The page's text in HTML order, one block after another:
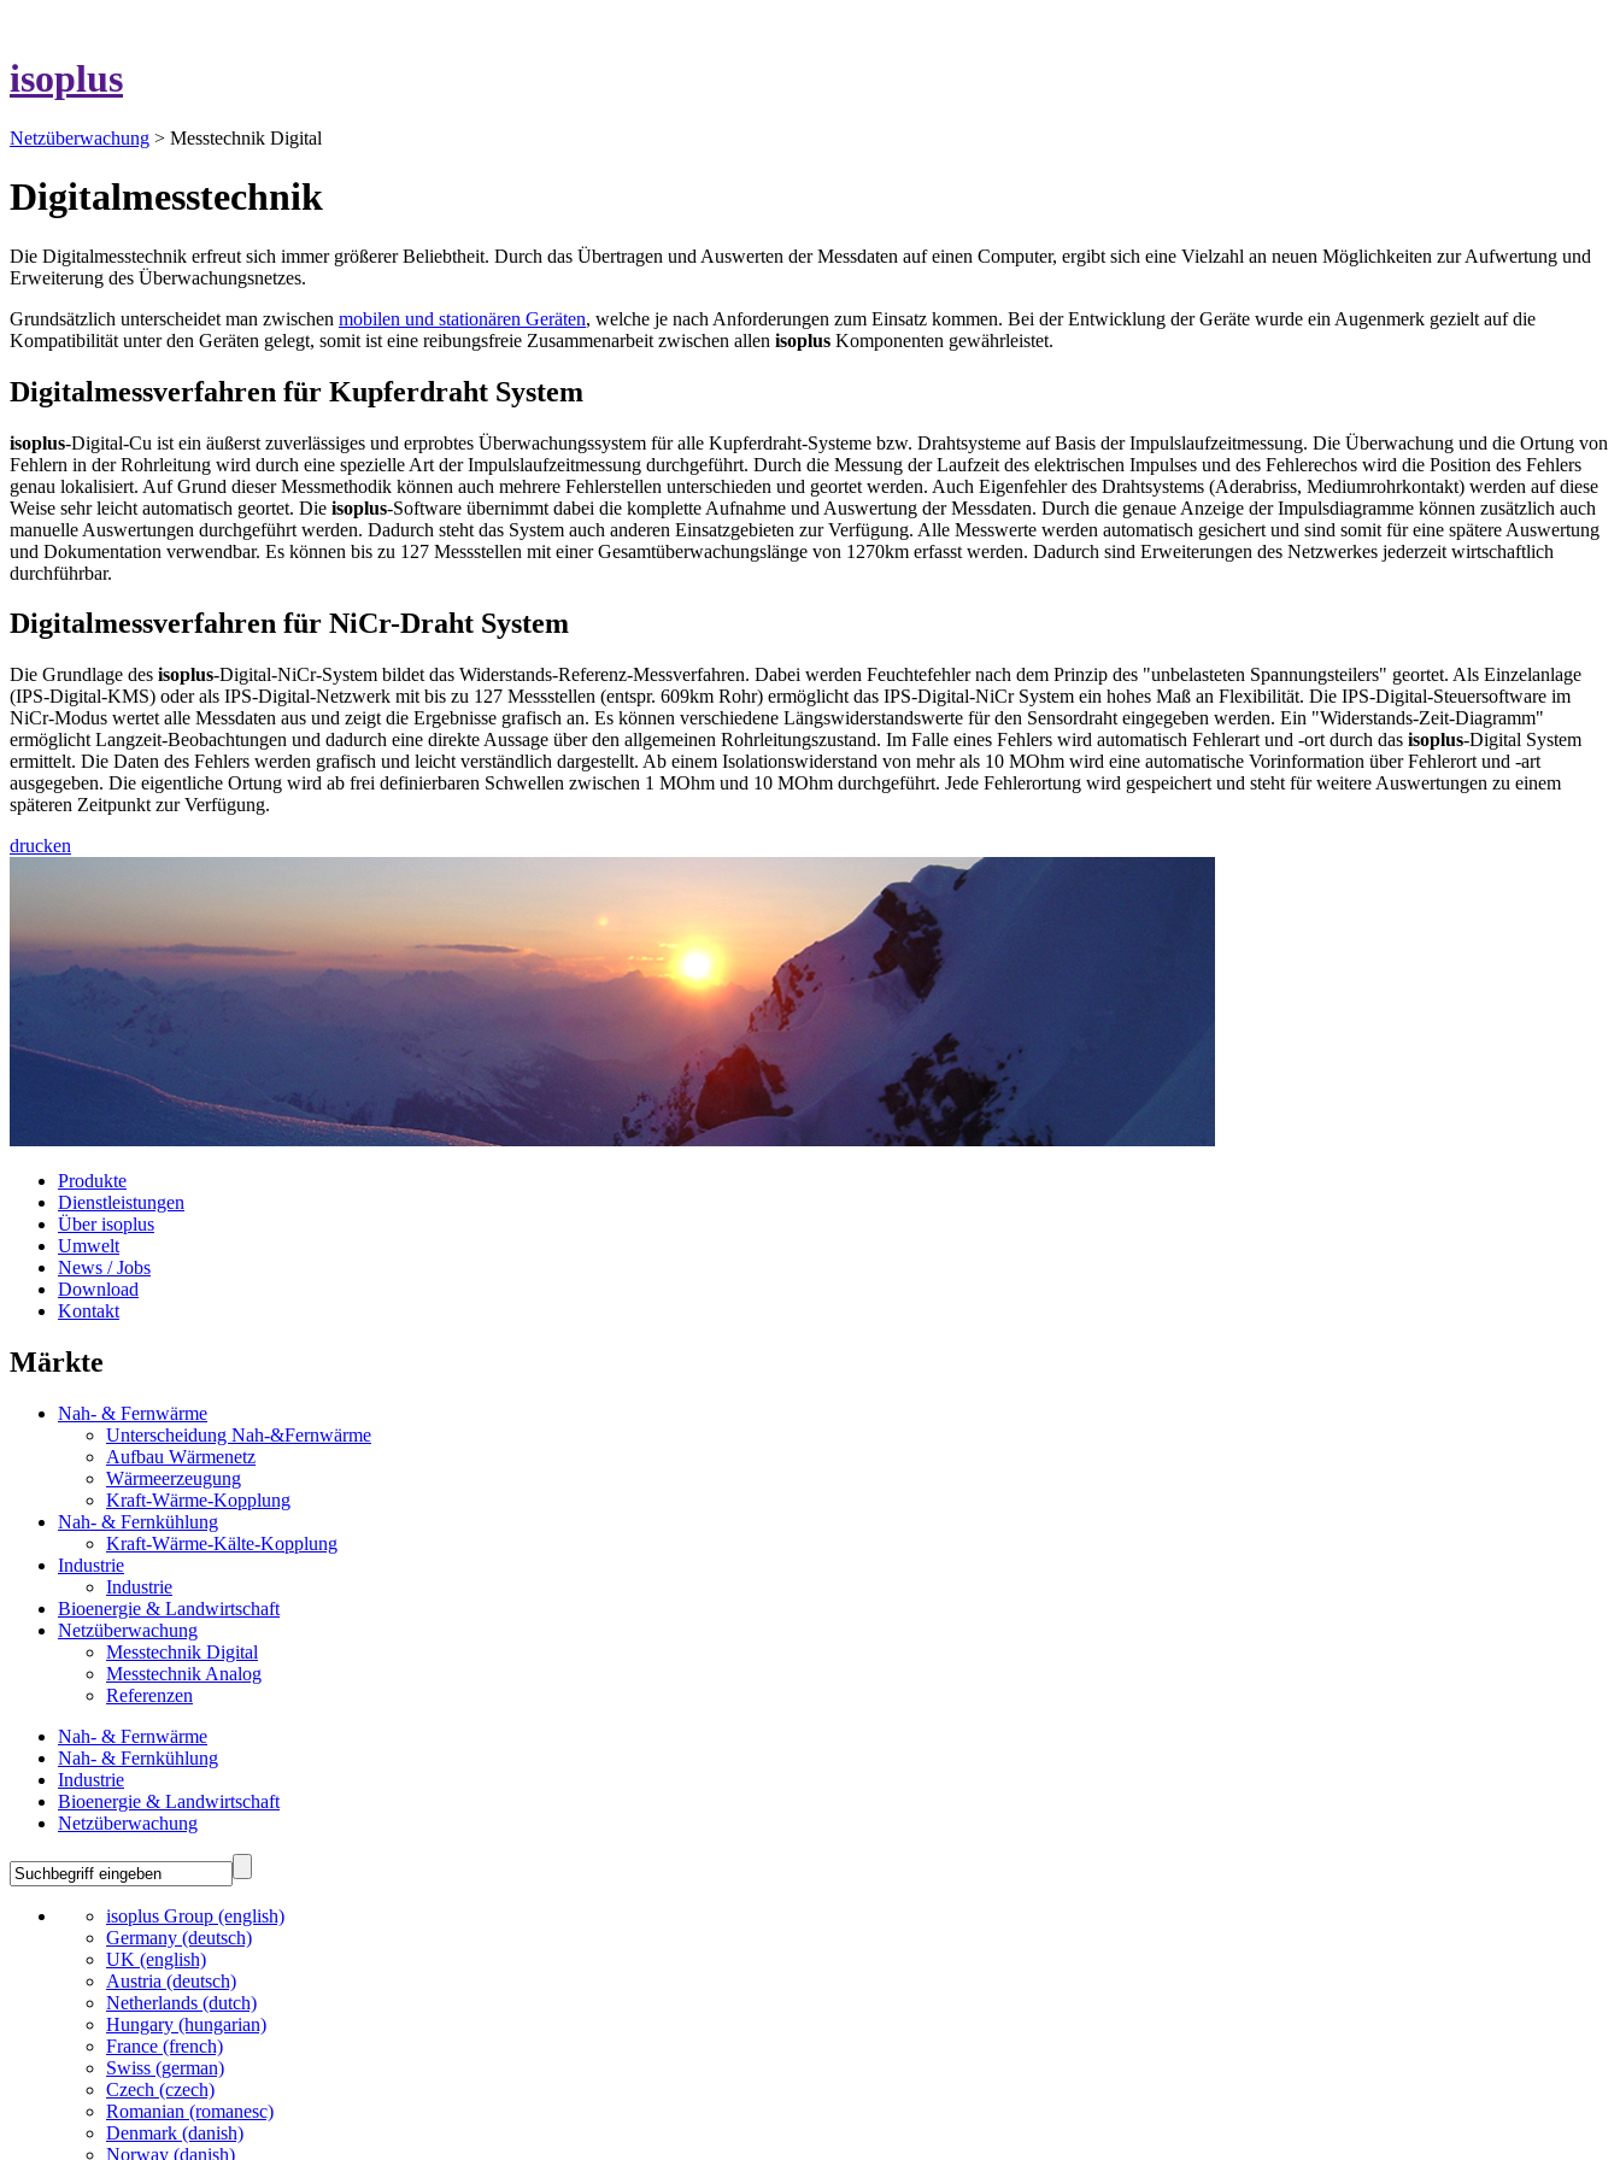
isoplus
Netzüberwachung > Messtechnik Digital
Digitalmesstechnik
Die Digitalmesstechnik erfreut sich immer größerer Beliebtheit. Durch das Übertragen und Auswerten der Messdaten auf einen Computer, ergibt sich eine Vielzahl an neuen Möglichkeiten zur Aufwertung und
Erweiterung des Überwachungsnetzes.
Grundsätzlich unterscheidet man zwischen mobilen und stationären Geräten, welche je nach Anforderungen zum Einsatz kommen. Bei der Entwicklung der Geräte wurde ein Augenmerk gezielt auf die
Kompatibilität unter den Geräten gelegt, somit ist eine reibungsfreie Zusammenarbeit zwischen allen isoplus Komponenten gewährleistet.
Digitalmessverfahren für Kupferdraht System
isoplus-Digital-Cu ist ein äußerst zuverlässiges und erprobtes Überwachungssystem für alle Kupferdraht-Systeme bzw. Drahtsysteme auf Basis der Impulslaufzeitmessung. Die Überwachung und die Ortung von
Fehlern in der Rohrleitung wird durch eine spezielle Art der Impulslaufzeitmessung durchgeführt. Durch die Messung der Laufzeit des elektrischen Impulses und des Fehlerechos wird die Position des Fehlers
genau lokalisiert. Auf Grund dieser Messmethodik können auch mehrere Fehlerstellen unterschieden und geortet werden. Auch Eigenfehler des Drahtsystems (Aderabriss, Mediumrohrkontakt) werden auf diese
Weise sehr leicht automatisch geortet. Die isoplus-Software übernimmt dabei die komplette Aufnahme und Auswertung der Messdaten. Durch die genaue Anzeige der Impulsdiagramme können zusätzlich auch
manuelle Auswertungen durchgeführt werden. Dadurch steht das System auch anderen Einsatzgebieten zur Verfügung. Alle Messwerte werden automatisch gesichert und sind somit für eine spätere Auswertung
und Dokumentation verwendbar. Es können bis zu 127 Messstellen mit einer Gesamtüberwachungslänge von 1270km erfasst werden. Dadurch sind Erweiterungen des Netzwerkes jederzeit wirtschaftlich
durchführbar.
Digitalmessverfahren für NiCr-Draht System
Die Grundlage des isoplus-Digital-NiCr-System bildet das Widerstands-Referenz-Messverfahren. Dabei werden Feuchtefehler nach dem Prinzip des "unbelasteten Spannungsteilers" geortet. Als Einzelanlage
(IPS-Digital-KMS) oder als IPS-Digital-Netzwerk mit bis zu 127 Messstellen (entspr. 609km Rohr) ermöglicht das IPS-Digital-NiCr System ein hohes Maß an Flexibilität. Die IPS-Digital-Steuersoftware im
NiCr-Modus wertet alle Messdaten aus und zeigt die Ergebnisse grafisch an. Es können verschiedene Längswiderstandswerte für den Sensordraht eingegeben werden. Ein "Widerstands-Zeit-Diagramm"
ermöglicht Langzeit-Beobachtungen und dadurch eine direkte Aussage über den allgemeinen Rohrleitungszustand. Im Falle eines Fehlers wird automatisch Fehlerart und -ort durch das isoplus-Digital System
ermittelt. Die Daten des Fehlers werden grafisch und leicht verständlich dargestellt. Ab einem Isolationswiderstand von mehr als 10 MOhm wird eine automatische Vorinformation über Fehlerort und -art
ausgegeben. Die eigentliche Ortung wird ab frei definierbaren Schwellen zwischen 1 MOhm und 10 MOhm durchgeführt. Jede Fehlerortung wird gespeichert und steht für weitere Auswertungen zu einem
späteren Zeitpunkt zur Verfügung.
drucken
Produkte
Dienstleistungen
Über isoplus
Umwelt
News / Jobs
Download
Kontakt
Märkte
Nah- & Fernwärme
Unterscheidung Nah-&Fernwärme
Aufbau Wärmenetz
Wärmeerzeugung
Kraft-Wärme-Kopplung
Nah- & Fernkühlung
Kraft-Wärme-Kälte-Kopplung
Industrie
Industrie
Bioenergie & Landwirtschaft
Netzüberwachung
Messtechnik Digital
Messtechnik Analog
Referenzen
Nah- & Fernwärme
Nah- & Fernkühlung
Industrie
Bioenergie & Landwirtschaft
Netzüberwachung
isoplus Group (english)
Germany (deutsch)
UK (english)
Austria (deutsch)
Netherlands (dutch)
Hungary (hungarian)
France (french)
Swiss (german)
Czech (czech)
Romanian (romanesc)
Denmark (danish)
Norway (danish)